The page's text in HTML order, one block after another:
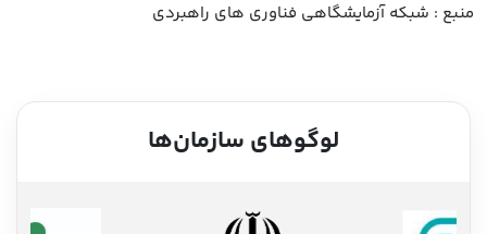
منبع : شبکه آزمایشگاهی فناوری های راهبردی
لوگوهای سازمان‌ها